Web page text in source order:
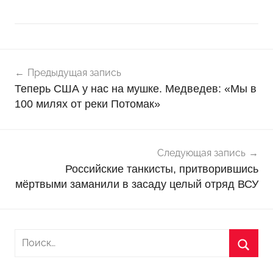
о
в
о
по
записям
Предыдущая запись
Теперь США у нас на мушке. Медведев: «Мы в
100 милях от реки Потомак»
Следующая запись
Российские танкисты, притворившись
мёртвыми заманили в засаду целый отряд ВСУ